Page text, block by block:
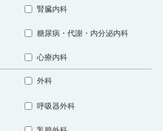
腎臓内科
糖尿病・代謝・内分泌内科
心療内科
外科
呼吸器外科